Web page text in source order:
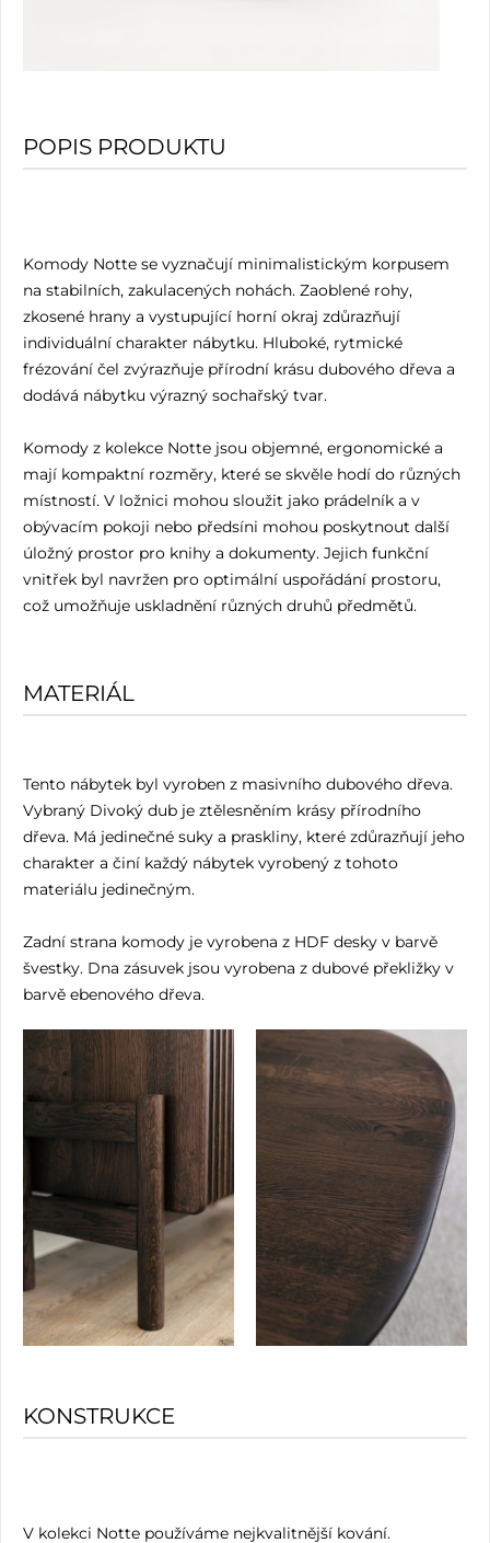
POPIS PRODUKTU
Komody Notte se vyznačují minimalistickým korpusem
na stabilních, zakulacených nohách. Zaoblené rohy,
zkosené hrany a vystupující horní okraj zdůrazňují
individuální charakter nábytku. Hluboké, rytmické
frézování čel zvýrazňuje přírodní krásu dubového dřeva a
dodává nábytku výrazný sochařský tvar.
Komody z kolekce Notte jsou objemné, ergonomické a
mají kompaktní rozměry, které se skvěle hodí do různých
místností. V ložnici mohou sloužit jako prádelník a v
obývacím pokoji nebo předsíni mohou poskytnout další
úložný prostor pro knihy a dokumenty. Jejich funkční
vnitřek byl navržen pro optimální uspořádání prostoru,
což umožňuje uskladnění různých druhů předmětů.
MATERIÁL
Tento nábytek byl vyroben z masivního dubového dřeva.
Vybraný Divoký dub je ztělesněním krásy přírodního
dřeva. Má jedinečné suky a praskliny, které zdůrazňují jeho
charakter a činí každý nábytek vyrobený z tohoto
materiálu jedinečným.
Zadní strana komody je vyrobena z HDF desky v barvě
švestky. Dna zásuvek jsou vyrobena z dubové překližky v
barvě ebenového dřeva.
KONSTRUKCE
V kolekci Notte používáme nejkvalitnější kování.